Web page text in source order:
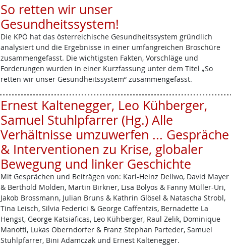
So retten wir unser
Gesundheitssystem!
Die KPÖ hat das österreichische Gesundheitssystem gründlich
analysiert und die Ergebnisse in einer umfangreichen Broschüre
zusammengefasst. Die wichtigsten Fakten, Vorschläge und
Forderungen wurden in einer Kurzfassung unter dem Titel „So
retten wir unser Gesundheitssystem“ zusammengefasst.
Ernest Kaltenegger, Leo Kühberger,
Samuel Stuhlpfarrer (Hg.) Alle
Verhältnisse umzuwerfen ... Gespräche
& Interventionen zu Krise, globaler
Bewegung und linker Geschichte
Mit Gesprächen und Beiträgen von: Karl-Heinz ­Dellwo, David Mayer
& Berthold Molden, Martin Birkner, Lisa Bolyos & Fanny Müller­-Uri,
Jakob ­Brossmann, Julian Bruns & Kathrin Glösel & Natascha Strobl,
Tina Leisch, Silvia Federici & George ­Caffentzis, Bernadette La
Hengst, George Katsiaficas, Leo Kühberger, Raul Zelik, Dominique
Manotti, Lukas Oberndorfer & Franz Stephan Parteder, Samuel
Stuhlpfarrer, Bini Adamczak und Ernest Kaltenegger.